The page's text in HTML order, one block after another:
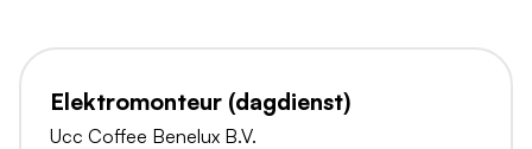
Elektromonteur (dagdienst)
Ucc Coffee Benelux B.V.